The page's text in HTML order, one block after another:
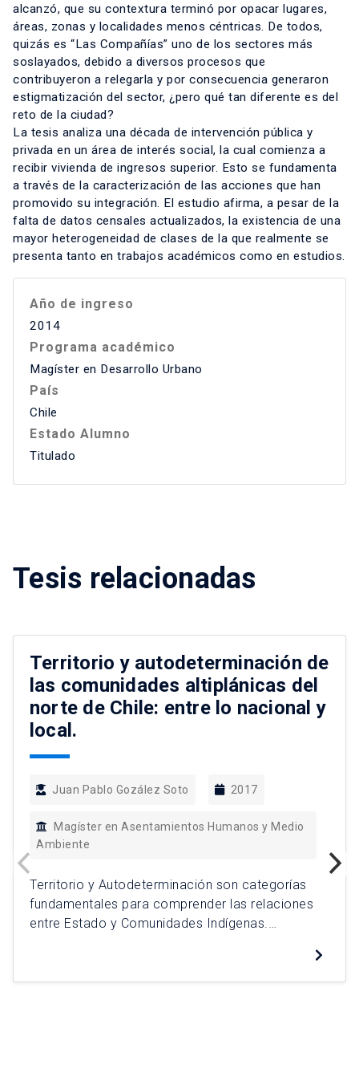
alcanzó, que su contextura terminó por opacar lugares,
áreas, zonas y localidades menos céntricas. De todos,
quizás es “Las Compañías” uno de los sectores más
soslayados, debido a diversos procesos que
contribuyeron a relegarla y por consecuencia generaron
estigmatización del sector, ¿pero qué tan diferente es del
reto de la ciudad?
La tesis analiza una década de intervención pública y
privada en un área de interés social, la cual comienza a
recibir vivienda de ingresos superior. Esto se fundamenta
a través de la caracterización de las acciones que han
promovido su integración. El estudio afirma, a pesar de la
falta de datos censales actualizados, la existencia de una
mayor heterogeneidad de clases de la que realmente se
presenta tanto en trabajos académicos como en estudios.
Año de ingreso
2014
Programa académico
Magíster en Desarrollo Urbano
País
Chile
Estado Alumno
Titulado
Tesis relacionadas
Territorio y autodeterminación de
las comunidades altiplánicas del
norte de Chile: entre lo nacional y
local.
Juan Pablo Gozález Soto 2017
Magíster en Asentamientos Humanos y Medio
Ambiente
Territorio y Autodeterminación son categorías
fundamentales para comprender las relaciones
entre Estado y Comunidades Indígenas.
Calama, Provincia el Loa, Región de Antofagasta